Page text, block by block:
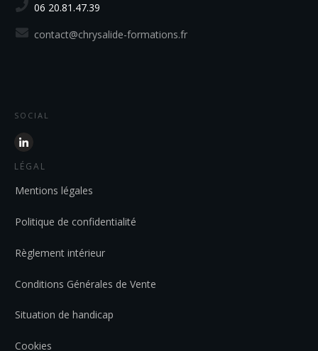
06 20.81.47.39
contact@chrysalide-formations.fr
SOCIAL
LÉGAL
Mentions légales
Politique de confidentialité
Règlement intérieur
Conditions Générales de Vente
Situation de handicap
Cookies